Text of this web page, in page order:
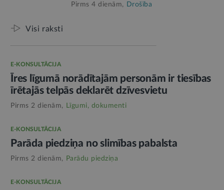
Pirms 4 dienām, Drošība
Visi raksti
E-KONSULTĀCIJA
Īres līgumā norādītajām personām ir tiesības
īrētajās telpās deklarēt dzīvesvietu
Pirms 2 dienām, Līgumi, dokumenti
E-KONSULTĀCIJA
Parāda piedziņa no slimības pabalsta
Pirms 2 dienām, Parādu piedziņa
E-KONSULTĀCIJA